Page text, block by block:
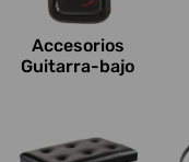
Accesorios
Guitarra-bajo